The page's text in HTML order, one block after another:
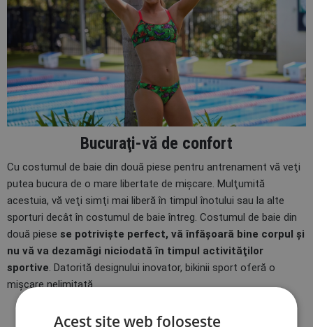
Bucuraţi-vă de confort
Cu costumul de baie din două piese pentru antrenament vă veţi
putea bucura de o mare libertate de mişcare. Mulţumită
acestuia, vă veţi simţi mai liberă în timpul înotului sau la alte
sporturi decât în costumul de baie întreg. Costumul de baie din
două piese se potrivişte perfect, vă înfăşoară bine corpul şi
nu vă va dezamăgi niciodată în timpul activităţilor
sportive. Datorită designului inovator, bikinii sport oferă o
mişcare nelimitată.
Acest site web folosește